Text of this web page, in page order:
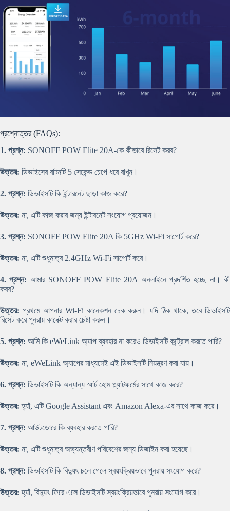
প্রশ্নোত্তর (FAQs):
1. প্রশ্ন: SONOFF POW Elite 20A-কে কীভাবে রিসেট করব?
উত্তর: ডিভাইসের বাটনটি 5 সেকেন্ড চেপে ধরে রাখুন।
2. প্রশ্ন: ডিভাইসটি কি ইন্টারনেট ছাড়া কাজ করে?
উত্তর: না, এটি কাজ করার জন্য ইন্টারনেট সংযোগ প্রয়োজন।
3. প্রশ্ন: SONOFF POW Elite 20A কি 5GHz Wi-Fi সাপোর্ট করে?
উত্তর: না, এটি শুধুমাত্র 2.4GHz Wi-Fi সাপোর্ট করে।
4. প্রশ্ন: আমার SONOFF POW Elite 20A অনলাইনে প্রদর্শিত হচ্ছে না। কী
করব?
উত্তর: প্রথমে আপনার Wi-Fi কানেকশন চেক করুন। যদি ঠিক থাকে, তবে ডিভাইসটি
রিসেট করে পুনরায় কানেক্ট করার চেষ্টা করুন।
5. প্রশ্ন: আমি কি eWeLink অ্যাপ ব্যবহার না করেও ডিভাইসটি কন্ট্রোল করতে পারি?
উত্তর: না, eWeLink অ্যাপের মাধ্যমেই এই ডিভাইসটি নিয়ন্ত্রণ করা যায়।
6. প্রশ্ন: ডিভাইসটি কি অন্যান্য স্মার্ট হোম প্ল্যাটফর্মের সাথে কাজ করে?
উত্তর: হ্যাঁ, এটি Google Assistant এবং Amazon Alexa-এর সাথে কাজ করে।
7. প্রশ্ন: আউটডোরে কি ব্যবহার করতে পারি?
উত্তর: না, এটি শুধুমাত্র অভ্যন্তরীণ পরিবেশের জন্য ডিজাইন করা হয়েছে।
8. প্রশ্ন: ডিভাইসটি কি বিদ্যুৎ চলে গেলে স্বয়ংক্রিয়ভাবে পুনরায় সংযোগ করে?
উত্তর: হ্যাঁ, বিদ্যুৎ ফিরে এলে ডিভাইসটি স্বয়ংক্রিয়ভাবে পুনরায় সংযোগ করে।